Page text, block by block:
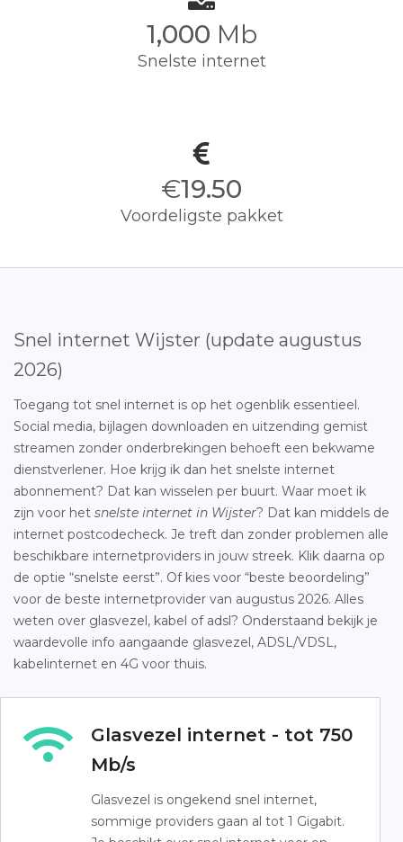
1,000 Mb
Snelste internet
€19.50
Voordeligste pakket
Snel internet Wijster (update augustus
2026)
Toegang tot snel internet is op het ogenblik essentieel.
Social media, bijlagen downloaden en uitzending gemist
streamen zonder onderbrekingen behoeft een bekwame
dienstverlener. Hoe krijg ik dan het snelste internet
abonnement? Dat kan wisselen per buurt. Waar moet ik
zijn voor het snelste internet in Wijster? Dat kan middels de
internet postcodecheck. Je treft dan zonder problemen alle
beschikbare internetproviders in jouw streek. Klik daarna op
de optie “snelste eerst”. Of kies voor “beste beoordeling”
voor de beste internetprovider van augustus 2026. Alles
weten over glasvezel, kabel of adsl? Onderstaand bekijk je
waardevolle info aangaande glasvezel, ADSL/VDSL,
kabelinternet en 4G voor thuis.
Glasvezel internet - tot 750
Mb/s
Glasvezel is ongekend snel internet,
sommige providers gaan al tot 1 Gigabit.